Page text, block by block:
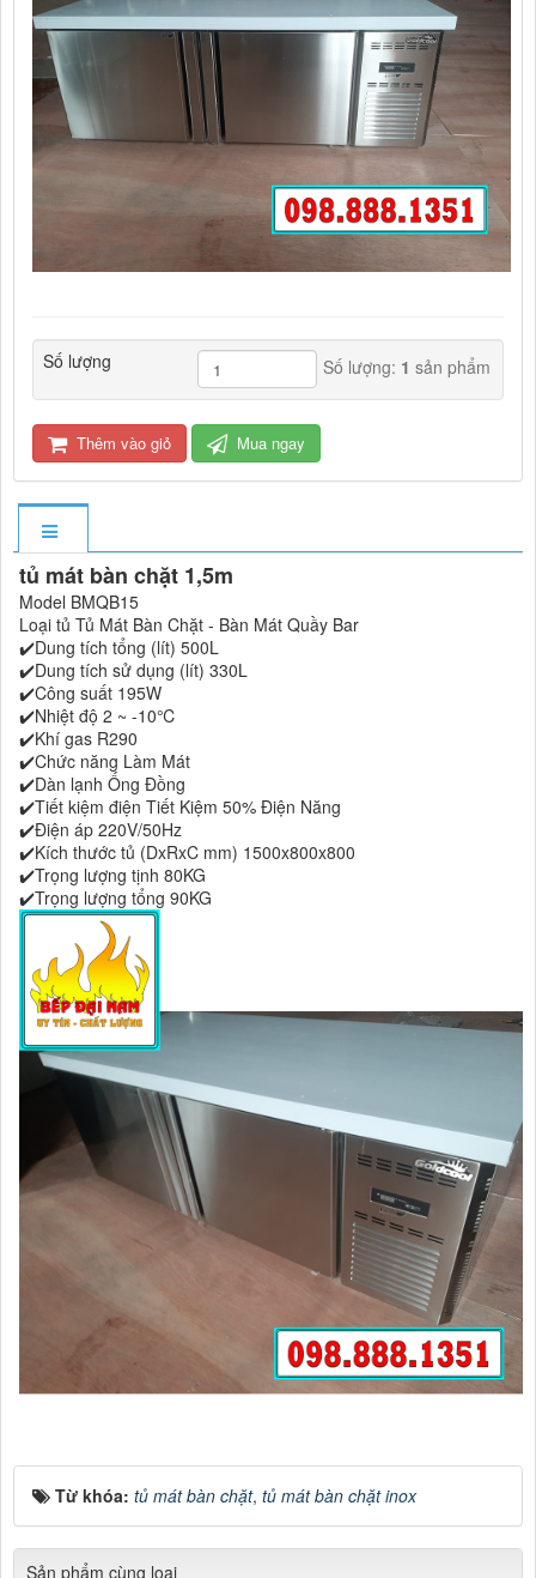
Số lượng Số lượng: 1 sản phẩm
Thêm vào giỏ Mua ngay
tủ mát bàn chặt 1,5m
Model BMQB15
Loại tủ Tủ Mát Bàn Chặt - Bàn Mát Quầy Bar
✔️Dung tích tổng (lít) 500L
✔️Dung tích sử dụng (lít) 330L
✔️Công suất 195W
✔️Nhiệt độ 2 ~ -10℃
✔️Khí gas R290
✔️Chức năng Làm Mát
✔️Dàn lạnh Ống Đồng
✔️Tiết kiệm điện Tiết Kiệm 50% Điện Năng
✔️Điện áp 220V/50Hz
✔️Kích thước tủ (DxRxC mm) 1500x800x800
✔️Trọng lượng tịnh 80KG
✔️Trọng lượng tổng 90KG
Từ khóa: tủ mát bàn chặt, tủ mát bàn chặt inox
Sản phẩm cùng loại